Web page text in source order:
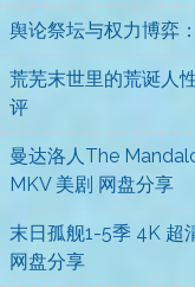
舆论祭坛与权力博弈
荒芜末世里的荒诞人
评
曼达洛人The
MKV 美剧 网盘分享
末日孤舰1-5季 4K 超
网盘分享